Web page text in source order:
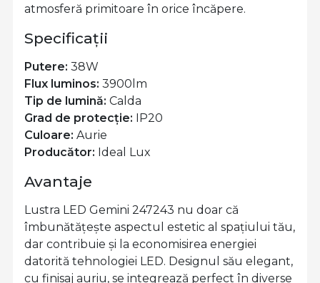
atmosferă primitoare în orice încăpere.
Specificații
Putere: 38W
Flux luminos: 3900lm
Tip de lumină: Calda
Grad de protecție: IP20
Culoare: Aurie
Producător: Ideal Lux
Avantaje
Lustra LED Gemini 247243 nu doar că
îmbunătățește aspectul estetic al spațiului tău,
dar contribuie și la economisirea energiei
datorită tehnologiei LED. Designul său elegant,
cu finisaj auriu, se integrează perfect în diverse